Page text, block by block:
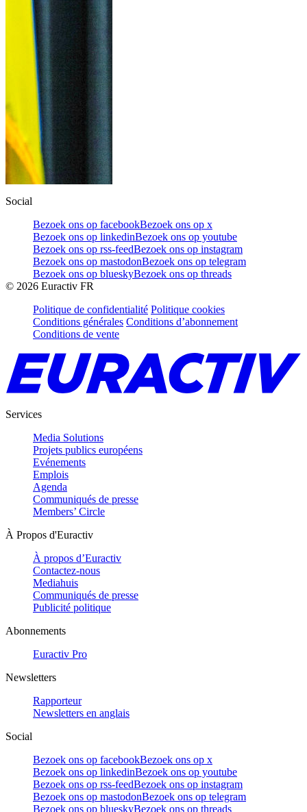
Social
Bezoek ons op facebookBezoek ons op x
Bezoek ons op linkedinBezoek ons op youtube
Bezoek ons op rss-feedBezoek ons op instagram
Bezoek ons op mastodonBezoek ons op telegram
Bezoek ons op blueskyBezoek ons op threads
© 2026 Euractiv FR
Politique de confidentialité Politique cookies
Conditions générales Conditions d’abonnement
Conditions de vente
Services
Media Solutions
Projets publics européens
Evénements
Emplois
Agenda
Communiqués de presse
Members’ Circle
À Propos d'Euractiv
À propos d’Euractiv
Contactez-nous
Mediahuis
Communiqués de presse
Publicité politique
Abonnements
Euractiv Pro
Newsletters
Rapporteur
Newsletters en anglais
Social
Bezoek ons op facebookBezoek ons op x
Bezoek ons op linkedinBezoek ons op youtube
Bezoek ons op rss-feedBezoek ons op instagram
Bezoek ons op mastodonBezoek ons op telegram
Bezoek ons op blueskyBezoek ons op threads